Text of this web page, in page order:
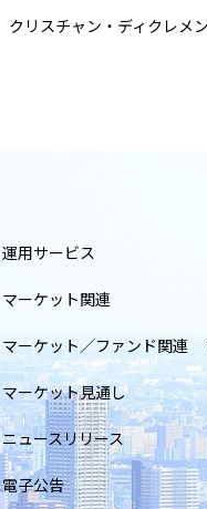
クリスチャン・ディクレメ
運用サービス
マーケット関連
マーケット／ファンド関連
マーケット見通し
ニュースリリース
電子公告